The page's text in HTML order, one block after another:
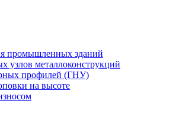
промышленных зданий
узлов металлоконструкций
профилей (ГНУ)
на высоте